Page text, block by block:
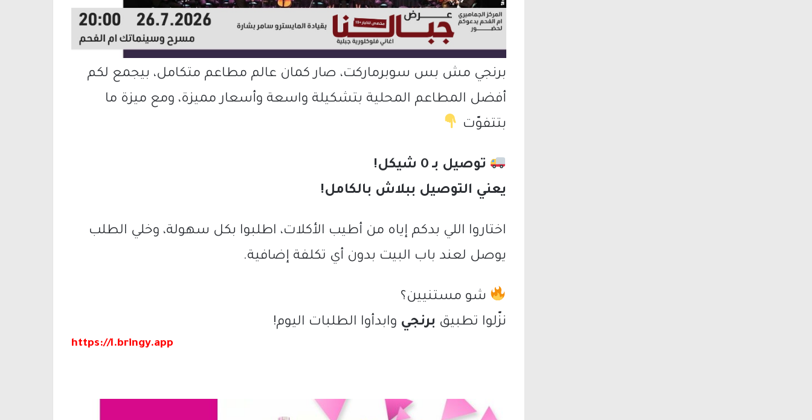
برنجي مش بس سوبرماركت، صار كمان عالم مطاعم متكامل، بيجمع لكم
أفضل المطاعم المحلية بتشكيلة واسعة وأسعار مميزة، ومع ميزة ما
بتتفوّت
توصيل بـ 0 شيكل!
يعني التوصيل ببلاش بالكامل!
اختاروا اللي بدكم إياه من أطيب الأكلات، اطلبوا بكل سهولة، وخلي الطلب
يوصل لعند باب البيت بدون أي تكلفة إضافية.
شو مستنيين؟
نزّلوا تطبيق برنجي وابدأوا الطلبات اليوم!
https://l.bringy.app